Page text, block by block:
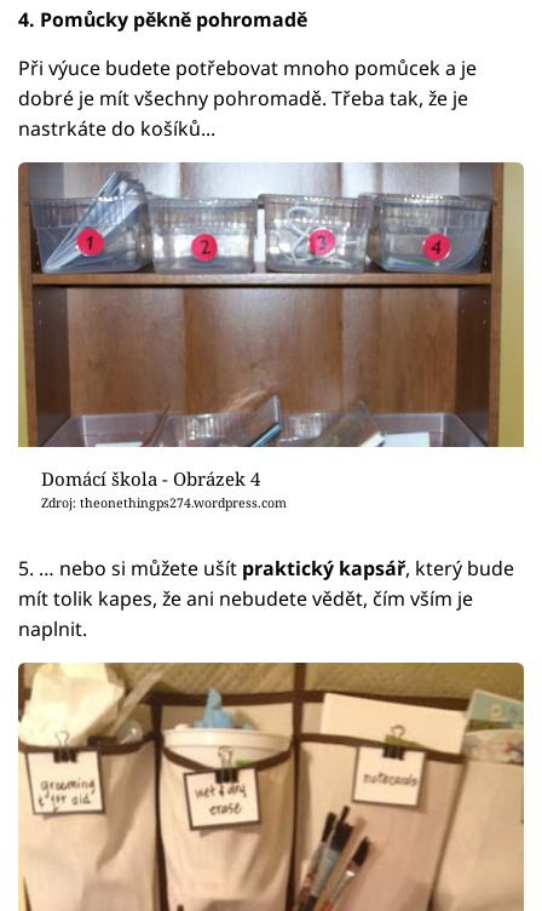
4. Pomůcky pěkně pohromadě
Při výuce budete potřebovat mnoho pomůcek a je
dobré je mít všechny pohromadě. Třeba tak, že je
nastrkáte do košíků...
Domácí škola - Obrázek 4
Zdroj: theonethingps274.wordpress.com
5. … nebo si můžete ušít praktický kapsář, který bude
mít tolik kapes, že ani nebudete vědět, čím vším je
naplnit.